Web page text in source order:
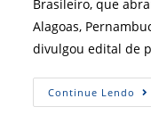
Brasileiro, que
Alagoas,
divulgou edital de
Continue Lendo